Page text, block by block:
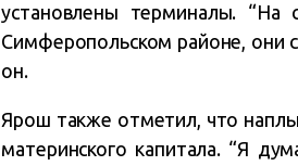
установлены терминалы.
Симферопольском районе, они
он.
Ярош также отметил, что
материнского капитала. “Я